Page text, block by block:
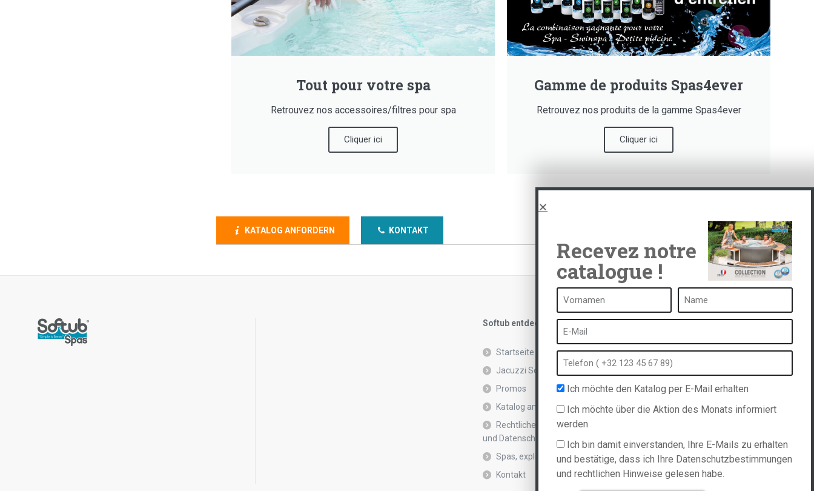
Tout pour votre spa
Retrouvez nos accessoires/filtres pour spa
Cliquer ici
Gamme de produits Spas4ever
Retrouvez nos produits de la gamme Spas4ever
Cliquer ici
KATALOG ANFORDERN KONTAKT
Softub entdecken
Startseite
Jacuzzi Softub
Promos
Katalog anfordern
Rechtliche Hinweise
und Datenschutzrichtlinie
Spas, explications
Kontakt
Ein Spa ist ...
Was ist ein Heilbad?
Innen Spa
Freibad
Eingebauter Whirlpool
Spa und Hydrotherapie
Recevez notre
catalogue !
Ich möchte den Katalog per E-Mail erhalten
Ich möchte über die Aktion des Monats informiert
werden
Ich bin damit einverstanden, Ihre E-Mails zu erhalten
und bestätige, dass ich Ihre Datenschutzbestimmungen
und rechtlichen Hinweise gelesen habe.